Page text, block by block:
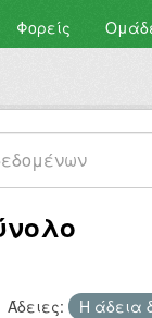
Φορείς
Άδειες: Η άδεια